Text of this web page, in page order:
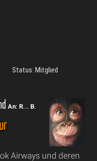
Status: Mitglied
An: R... B.
Airways und deren